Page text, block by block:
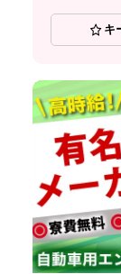
キ